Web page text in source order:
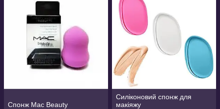
Спонж Mac Beauty
Силіконовий спонж для
макіяжу